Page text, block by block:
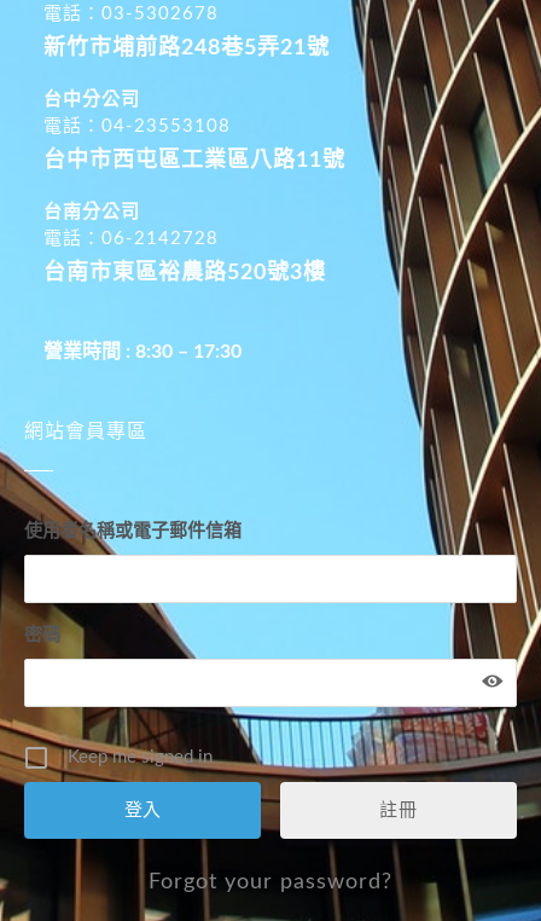
電話：03-5302678
新竹市埔前路248巷5弄21號
台中分公司
電話：04-23553108
台中市西屯區工業區八路11號
台南分公司
電話：06-2142728
台南市東區裕農路520號3樓
營業時間 : 8:30 – 17:30
網站會員專區
使用者名稱或電子郵件信箱
密碼
Keep me signed in
註冊
Forgot your password?